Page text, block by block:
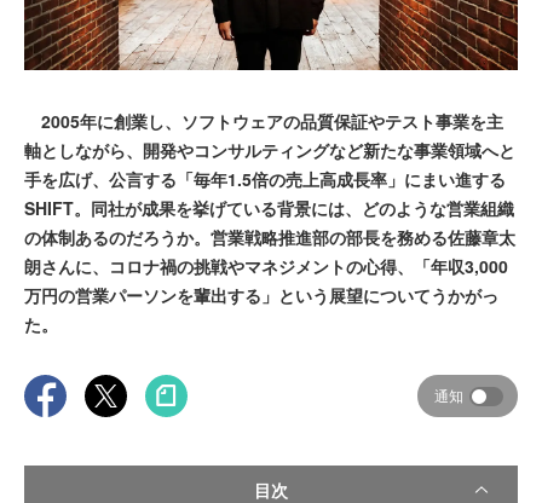
2005年に創業し、ソフトウェアの品質保証やテスト事業を主
軸としながら、開発やコンサルティングなど新たな事業領域へと
手を広げ、公言する「毎年1.5倍の売上高成長率」にまい進する
SHIFT。同社が成果を挙げている背景には、どのような営業組織
の体制あるのだろうか。営業戦略推進部の部長を務める佐藤章太
朗さんに、コロナ禍の挑戦やマネジメントの心得、「年収3,000
万円の営業パーソンを輩出する」という展望についてうかがっ
た。
通知
目次